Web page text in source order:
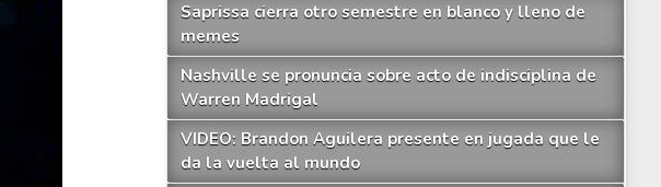
Saprissa cierra otro semestre en blanco y lleno de
memes
Nashville se pronuncia sobre acto de indisciplina de
Warren Madrigal
VIDEO: Brandon Aguilera presente en jugada que le
da la vuelta al mundo